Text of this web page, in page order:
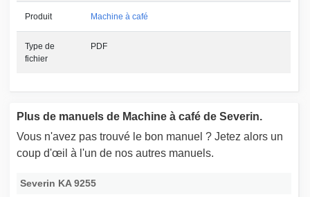
Produit Machine à café
Type de
fichier
PDF
Plus de manuels de Machine à café de Severin.
Vous n'avez pas trouvé le bon manuel ? Jetez alors un
coup d'œil à l'un de nos autres manuels.
Severin KA 9255